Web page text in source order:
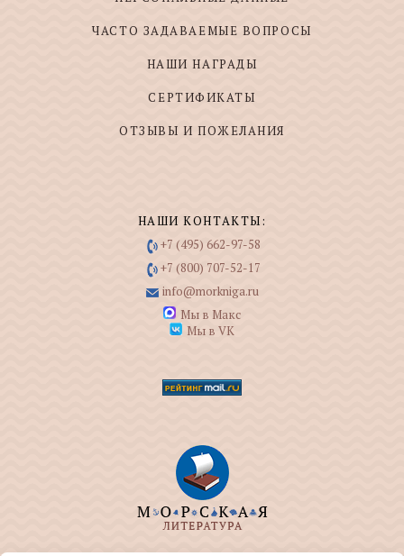
ЧАСТО ЗАДАВАЕМЫЕ ВОПРОСЫ
НАШИ НАГРАДЫ
СЕРТИФИКАТЫ
ОТЗЫВЫ И ПОЖЕЛАНИЯ
НАШИ КОНТАКТЫ:
+7 (495) 662-97-58
+7 (800) 707-52-17
info@morkniga.ru
Мы в Макс
Мы в VK